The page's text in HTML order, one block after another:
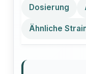
Dosierung
Ähnliche